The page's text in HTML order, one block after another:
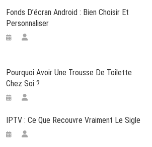
Fonds D’écran Android : Bien Choisir Et
Personnaliser
Pourquoi Avoir Une Trousse De Toilette
Chez Soi ?
IPTV : Ce Que Recouvre Vraiment Le Sigle